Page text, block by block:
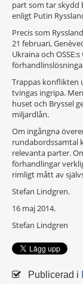
part som tar skydd
enligt Putin
Precis som
21 februari,
Ukraina och
Trappas konflikten
tvingas ingripa.
huset och Bryssel
miljardlån.
Om ingångna
rundabordssamtal
relevanta parter.
förhandlingar
rimligt mått av
Stefan Lindgren.
16 maj 2014.
Stefan Lindgren
Publicerad i